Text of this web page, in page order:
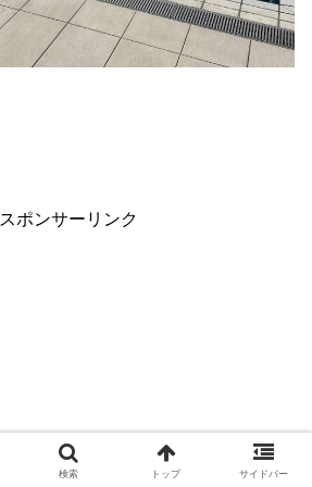
スポンサーリンク
検索 トップ サイドバー